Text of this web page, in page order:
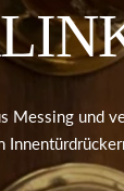
Messing und